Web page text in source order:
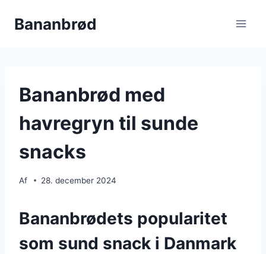
Bananbrød
Bananbrød med
havregryn til sunde
snacks
Af 28. december 2024
Bananbrødets popularitet
som sund snack i Danmark